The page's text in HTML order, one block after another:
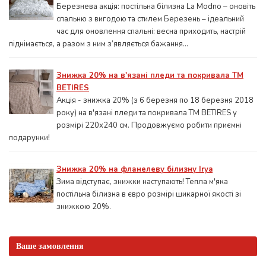
Березнева акція: постільна білизна La Modno – оновіть
спальню з вигодою та стилем Березень – ідеальний
час для оновлення спальні: весна приходить, настрій
піднімається, а разом з ним з’являється бажання...
Знижка 20% на в'язані пледи та покривала ТМ
BETIRES
Акція - знижка 20% (з 6 березня по 18 березня 2018
року) на в'язані пледи та покривала ТМ BETIRES у
розмірі 220х240 см. Продовжуємо робити приємні
подарунки!
Знижка 20% на фланелеву білизну Irya
Зима відступає, знижки наступають! Тепла м'яка
постільна білизна в євро розмірі шикарної якості зі
знижкою 20%.
Ваше замовлення